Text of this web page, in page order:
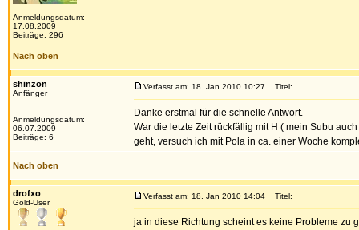
Anmeldungsdatum:
17.08.2009
Beiträge: 296
Nach oben
shinzon
Anfänger
Anmeldungsdatum:
06.07.2009
Beiträge: 6
Verfasst am: 18. Jan 2010 10:27 Titel:
Danke erstmal für die schnelle Antwort.
War die letzte Zeit rückfällig mit H ( mein Subu
geht, versuch ich mit Pola in ca. einer Woche
Nach oben
drofxo
Gold-User
Verfasst am: 18. Jan 2010 14:04 Titel:
ja in diese Richtung scheint es keine Probleme zu